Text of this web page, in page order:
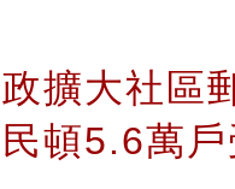
擴大社
頓5.6萬